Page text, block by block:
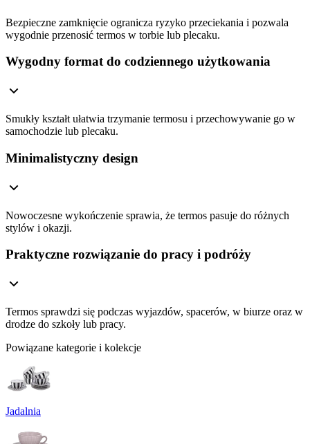
Bezpieczne zamknięcie ogranicza ryzyko przeciekania i pozwala
wygodnie przenosić termos w torbie lub plecaku.
Wygodny format do codziennego użytkowania
Smukły kształt ułatwia trzymanie termosu i przechowywanie go w
samochodzie lub plecaku.
Minimalistyczny design
Nowoczesne wykończenie sprawia, że termos pasuje do różnych
stylów i okazji.
Praktyczne rozwiązanie do pracy i podróży
Termos sprawdzi się podczas wyjazdów, spacerów, w biurze oraz w
drodze do szkoły lub pracy.
Powiązane kategorie i kolekcje
Jadalnia